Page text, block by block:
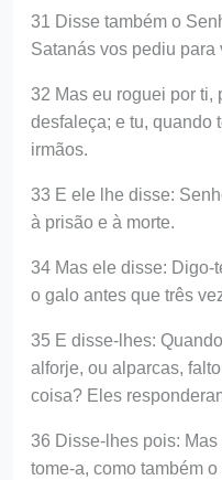
31 Disse também o
Satanás vos pediu para
32 Mas eu roguei por ti,
desfaleça; e tu, quando
irmãos.
33 E ele lhe disse:
à prisão e à morte.
34 Mas ele disse: Digo-
o galo antes que três
35 E disse-lhes:
alforje, ou alparcas,
coisa? Eles
36 Disse-lhes pois:
tome-a, como também